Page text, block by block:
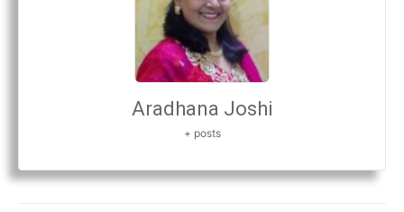
Aradhana Joshi
+ posts